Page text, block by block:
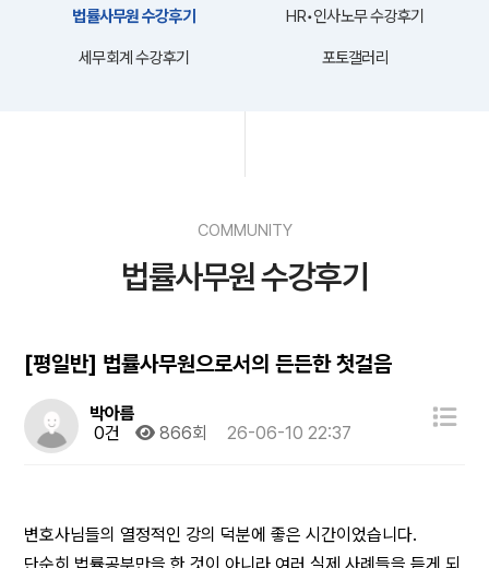
법률사무원 수강후기 HR•인사노무 수강후기
세무회계 수강후기 포토갤러리
COMMUNITY
법률사무원 수강후기
[평일반] 법률사무원으로서의 든든한 첫걸음
박아름
0건
866회 26-06-10 22:37
변호사님들의 열정적인 강의 덕분에 좋은 시간이었습니다.